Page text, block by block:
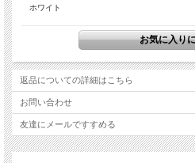
ホワイト
返品についての詳細はこちら
お問い合わせ
友達にメールですすめる